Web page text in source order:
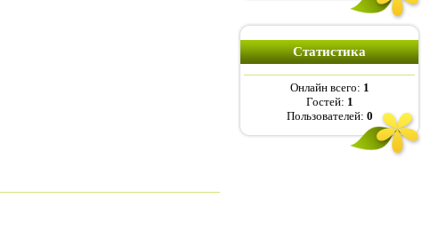
Статистика
Онлайн всего: 1
Гостей: 1
Пользователей: 0